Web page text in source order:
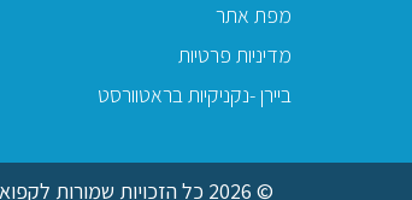
מפת אתר
מדיניות פרטיות
ביירן -נקניקיות בראטוורסט
© 2026 כל הזכויות שמורות לקפוא זן | מזון בסיטונאות